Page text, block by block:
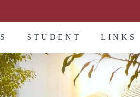
STUDENT LINKS